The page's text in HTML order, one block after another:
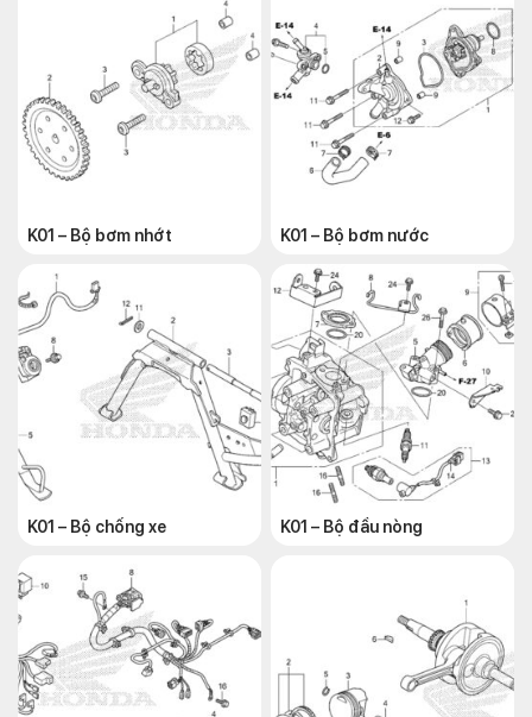
K01 – Bộ bơm nhớt K01 – Bộ bơm nước
K01 – Bộ chống xe K01 – Bộ đầu nòng